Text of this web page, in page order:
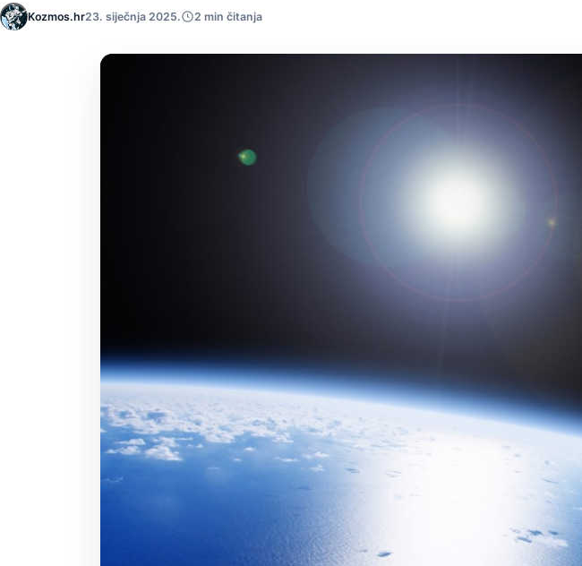
Kozmos.hr23. siječnja 2025. 2 min čitanja